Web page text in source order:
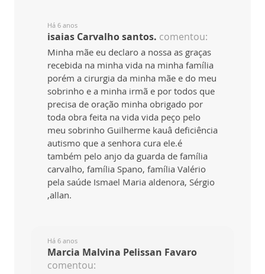
Há 6 anos
isaias Carvalho santos. comentou:
Minha mãe eu declaro a nossa as graças
recebida na minha vida na minha família
porém a cirurgia da minha mãe e do meu
sobrinho e a minha irmã e por todos que
precisa de oração minha obrigado por
toda obra feita na vida vida peço pelo
meu sobrinho Guilherme kauâ deficiência
autismo que a senhora cura ele.é
também pelo anjo da guarda de família
carvalho, família Spano, família Valério
pela saúde Ismael Maria aldenora, Sérgio
,allan.
Há 6 anos
Marcia Malvina Pelissan Favaro
comentou: